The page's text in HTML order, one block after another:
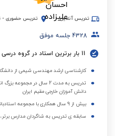
تدریس آنلاین تدریس حضوری -
4328 جلسه موفق
11 بار برترین استاد در گروه درسی و فصول مختلف
کارشناسی ارشد مهندسی شیمی از
تدریس به مدت 2 سال در
دانش آموزان خارجی مقیم ایران
بیش از 9 سال همکاری با مجموعه استادبانک
سابقه ی تدریس به شاگردان مدارس